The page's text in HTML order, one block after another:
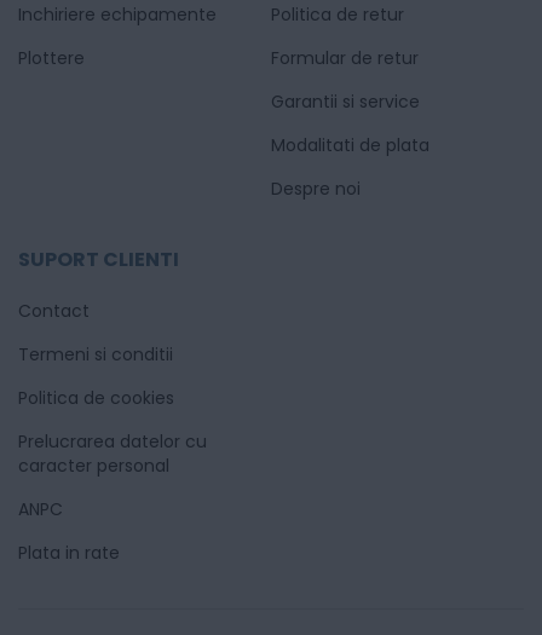
Inchiriere echipamente
Plottere
Politica de retur
Formular de retur
Garantii si service
Modalitati de plata
Despre noi
SUPORT CLIENTI
Contact
Termeni si conditii
Politica de cookies
Prelucrarea datelor cu
caracter personal
ANPC
Plata in rate